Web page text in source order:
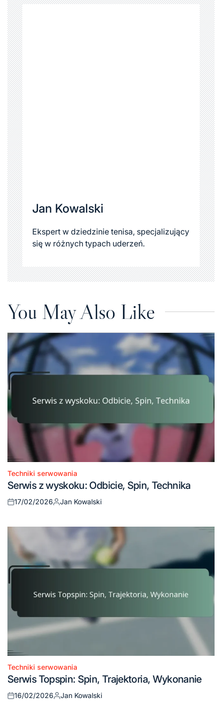
Jan Kowalski
Ekspert w dziedzinie tenisa, specjalizujący
się w różnych typach uderzeń.
You May Also Like
Posted
in
Techniki serwowania
Serwis z wyskoku: Odbicie, Spin, Technika
Posted
17/02/2026
Posted
Jan Kowalski
Posted
in
Techniki serwowania
Serwis Topspin: Spin, Trajektoria, Wykonanie
Posted
16/02/2026
Posted
Jan Kowalski